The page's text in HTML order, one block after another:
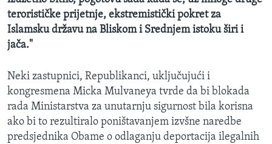
terorističke prijetnje, ekstremistički pokret za
Islamsku državu na Bliskom i Srednjem istoku širi i
jača."
Neki zastupnici, Republikanci, uključujući i
kongresmena Micka Mulvaneya tvrde da bi blokada
rada Ministarstva za unutarnju sigurnost bila korisna
ako bi to rezultiralo poništavanjem izvšne naredbe
predsjednika Obame o odlaganju deportacija ilegalnih